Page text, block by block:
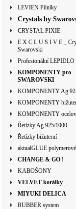
LEVIEN Pilníky
Crystals by
CRYSTAL PIXIE
E X C L U S I V E _
Swarovski
Profesionální LEPIDLO
KOMPONENTY pro
SWAROVSKI
KOMPONENTY Ag
KOMPONENTY
KOMPONENTY
Řetízky Ag 925/1000
Řetízky bižuterní
aktualGLUE
CHANGE & GO !
KABOŠONY
VELVET korálky
MIYUKI DELICA
RUBBER system